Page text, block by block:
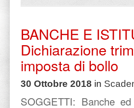
BANCHE E
Dichiarazione
imposta di bollo
30 Ottobre 2018 in
SOGGETTI: Banche